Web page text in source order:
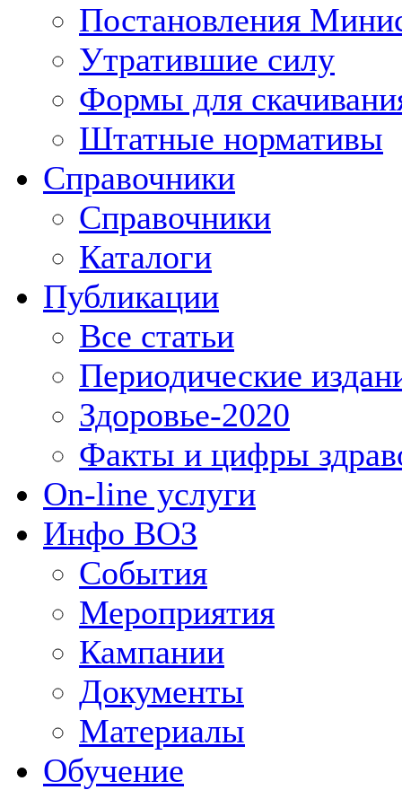
Постановления
Утратившие силу
Формы для
Штатные нормативы
Справочники
Справочники
Каталоги
Публикации
Все статьи
Периодические
Здоровье-2020
Факты и цифры
On-line услуги
Инфо ВОЗ
События
Мероприятия
Кампании
Документы
Материалы
Обучение